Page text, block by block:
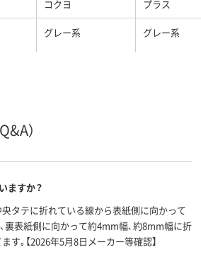
コクヨ プラス
グレー系 グレー系
）
ますか？
タテに折れている線から表紙側に向かって
裏表紙側に向かって約4mm幅､約8mm幅に折
す｡【2026年5月8日メーカー等確認】